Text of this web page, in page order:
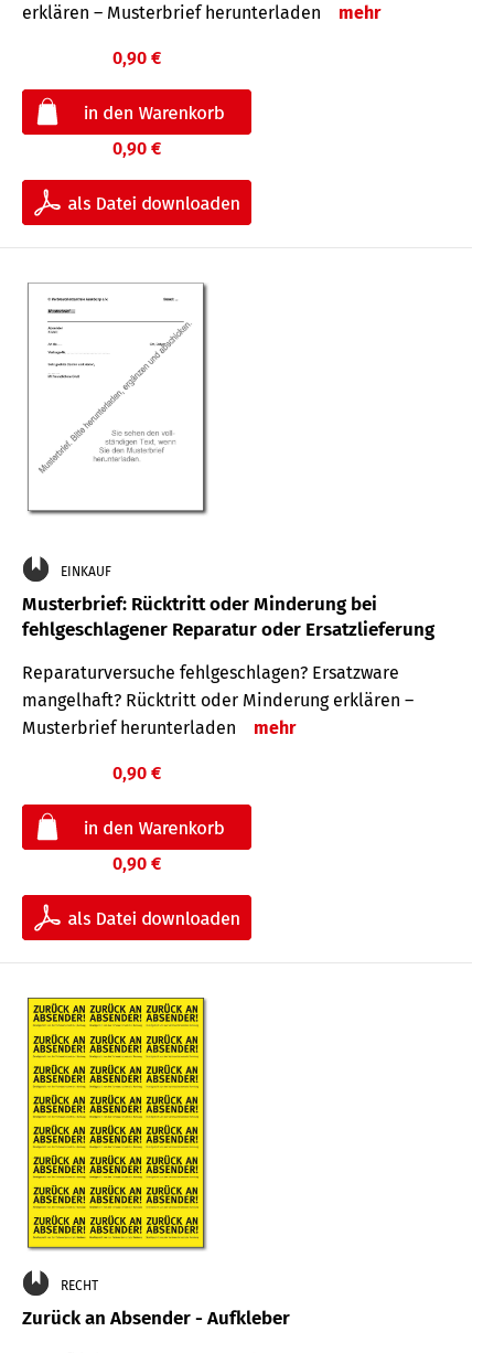
erklären – Musterbrief herunterladen
mehr
0,90 €
0,90 €
EINKAUF
Musterbrief: Rücktritt oder Minderung bei
fehlgeschlagener Reparatur oder Ersatzlieferung
Reparaturversuche fehlgeschlagen? Ersatzware
mangelhaft? Rücktritt oder Minderung erklären –
Musterbrief herunterladen
mehr
0,90 €
0,90 €
RECHT
Zurück an Absender - Aufkleber